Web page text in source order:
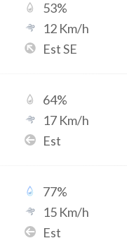
53%
12 Km/h
Est SE
64%
17 Km/h
Est
77%
15 Km/h
Est